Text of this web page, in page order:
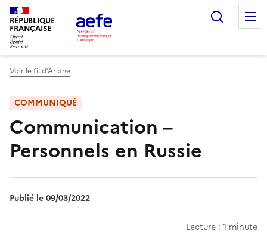
Aller
au
contenu
principal
RÉPUBLIQUE
FRANÇAISE
Voir le fil d’Ariane
COMMUNIQUÉ
Communication –
Personnels en Russie
Publié le 09/03/2022
Lecture : 1 minute